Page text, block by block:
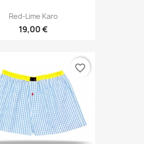
Red-Lime Karo
19,00 €
favorite_border